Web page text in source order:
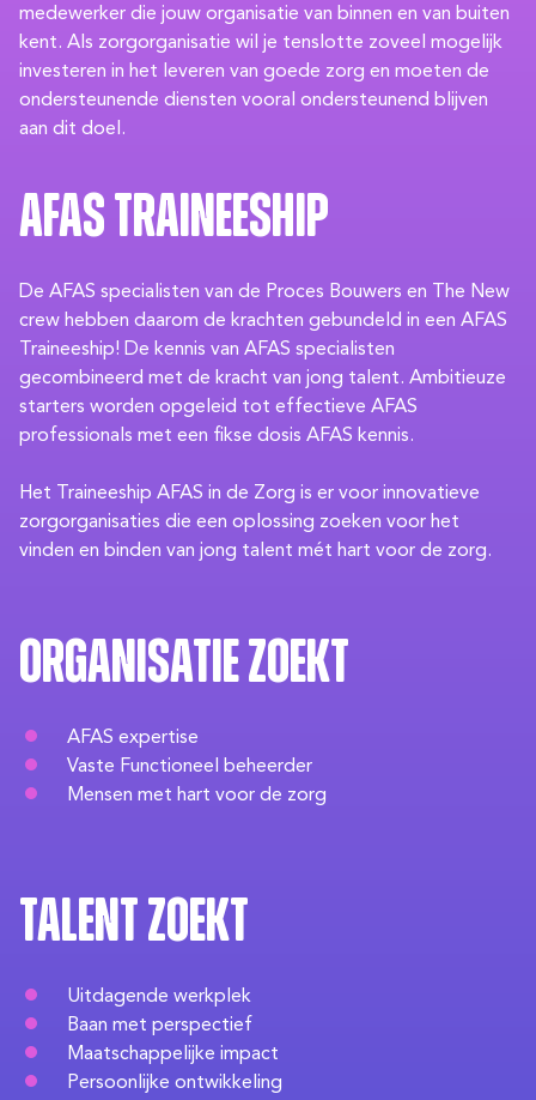
medewerker die jouw organisatie van binnen en van buiten
kent. Als zorgorganisatie wil je tenslotte zoveel mogelijk
investeren in het leveren van goede zorg en moeten de
ondersteunende diensten vooral ondersteunend blijven
aan dit doel.
AFAS Traineeship
De AFAS specialisten van de Proces Bouwers en The New
crew hebben daarom de krachten gebundeld in een AFAS
Traineeship! De kennis van AFAS specialisten
gecombineerd met de kracht van jong talent. Ambitieuze
starters worden opgeleid tot effectieve AFAS
professionals met een fikse dosis AFAS kennis.
Het Traineeship AFAS in de Zorg is er voor innovatieve
zorgorganisaties die een oplossing zoeken voor het
vinden en binden van jong talent mét hart voor de zorg.
Organisatie zoekt
AFAS expertise
Vaste Functioneel beheerder
Mensen met hart voor de zorg
Talent zoekt
Uitdagende werkplek
Baan met perspectief
Maatschappelijke impact
Persoonlijke ontwikkeling